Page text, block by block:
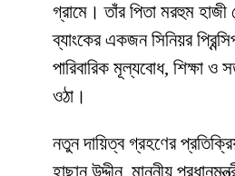
গ্রামে। তাঁর পিতা মরহুম হাজী
ব্যাংকের একজন সিনিয়র
পারিবারিক মূল্যবোধ, শিক্ষা ও
ওঠা।
নতুন দায়িত্ব গ্রহণের